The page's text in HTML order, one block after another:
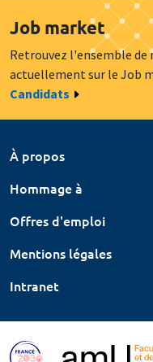
Job market
Retrouvez l'ensemble de
actuellement sur le Job
Candidats
À propos
Hommage à
Offres d'emploi
Mentions légales
Intranet